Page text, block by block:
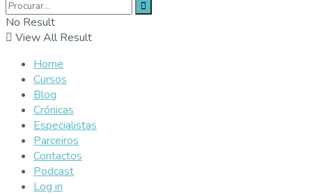
No Result
View All Result
Home
Cursos
Blog
Crónicas
Especialistas
Parceiros
Contactos
Podcast
Log in